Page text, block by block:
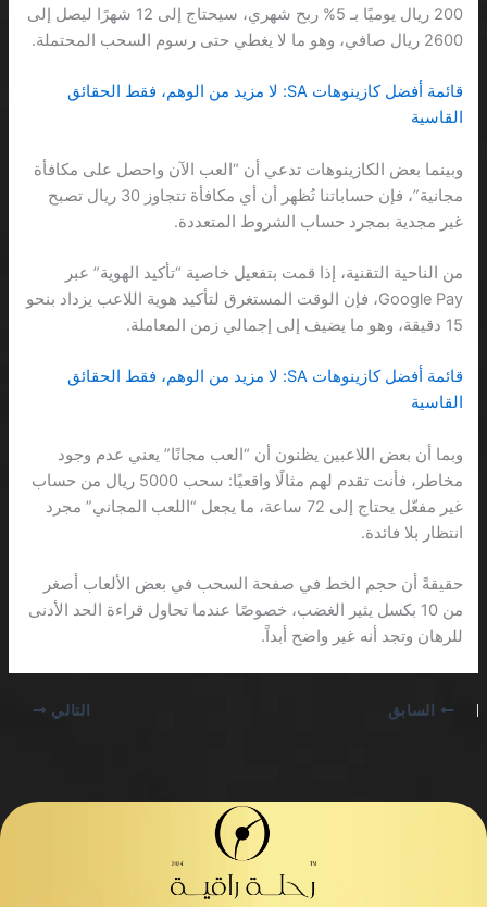
200 ريال يوميًا بـ 5% ربح شهري، سيحتاج إلى 12 شهرًا ليصل إلى
2600 ريال صافي، وهو ما لا يغطي حتى رسوم السحب المحتملة.
قائمة أفضل كازينوهات SA: لا مزيد من الوهم، فقط الحقائق
القاسية
وبينما بعض الكازينوهات تدعي أن “العب الآن واحصل على مكافأة
مجانية”، فإن حساباتنا تُظهر أن أي مكافأة تتجاوز 30 ريال تصبح
غير مجدية بمجرد حساب الشروط المتعددة.
من الناحية التقنية، إذا قمت بتفعيل خاصية “تأكيد الهوية” عبر
Google Pay، فإن الوقت المستغرق لتأكيد هوية اللاعب يزداد بنحو
15 دقيقة، وهو ما يضيف إلى إجمالي زمن المعاملة.
قائمة أفضل كازينوهات SA: لا مزيد من الوهم، فقط الحقائق
القاسية
وبما أن بعض اللاعبين يظنون أن “العب مجانًا” يعني عدم وجود
مخاطر، فأنت تقدم لهم مثالًا واقعيًا: سحب 5000 ريال من حساب
غير مفعّل يحتاج إلى 72 ساعة، ما يجعل “اللعب المجاني” مجرد
انتظار بلا فائدة.
حقيقةً أن حجم الخط في صفحة السحب في بعض الألعاب أصغر
من 10 بكسل يثير الغضب، خصوصًا عندما تحاول قراءة الحد الأدنى
للرهان وتجد أنه غير واضح أبداً.
السابق التالي